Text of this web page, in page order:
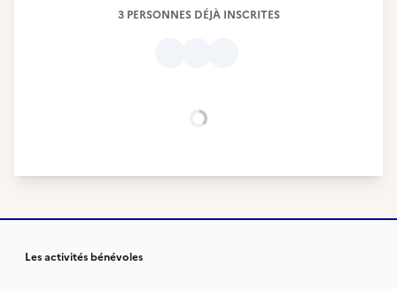
3 PERSONNES DÉJÀ INSCRITES
Chargement...
Les activités bénévoles